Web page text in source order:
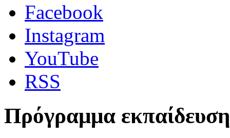
Facebook
Instagram
YouTube
RSS
Πρόγραμμα